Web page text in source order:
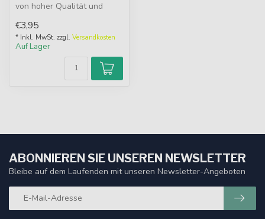
von hoher Qualität und
v...
€3,95
* Inkl. MwSt. zzgl. Versandkosten
Auf Lager
ABONNIEREN SIE UNSEREN NEWSLETTER
Bleibe auf dem Laufenden mit unseren Newsletter-Angeboten